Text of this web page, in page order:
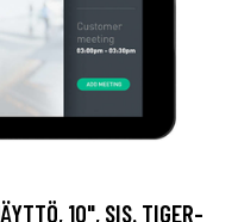
10", SIS. TIGER-